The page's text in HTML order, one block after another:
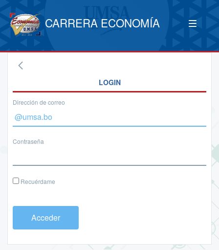
CARRERA ECONOMÍA
LOGIN
Dirección de correo
Contraseña
Recuérdame
Acceder